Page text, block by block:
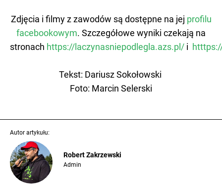
Zdjęcia i filmy z zawodów są dostępne na jej profilu
facebookowym. Szczegółowe wyniki czekają na
stronach https://laczynasniepodlegla.azs.pl/ i
Tekst: Dariusz Sokołowski
Foto: Marcin Selerski
Autor artykułu:
Robert Zakrzewski
Admin